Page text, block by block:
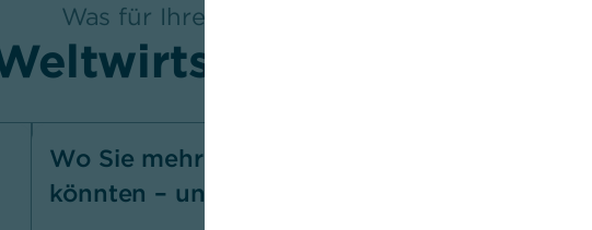
Was für Ihre Finanzen wichtig ist
im Blick
Wo Sie mehr Geld haben
könnten – und wo weniger